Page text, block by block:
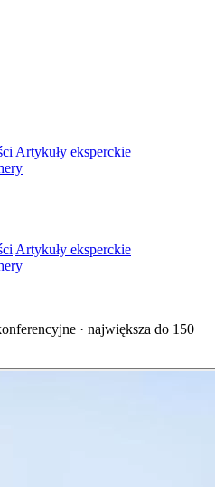
Artykuły eksperckie
Artykuły eksperckie
· największa do 150